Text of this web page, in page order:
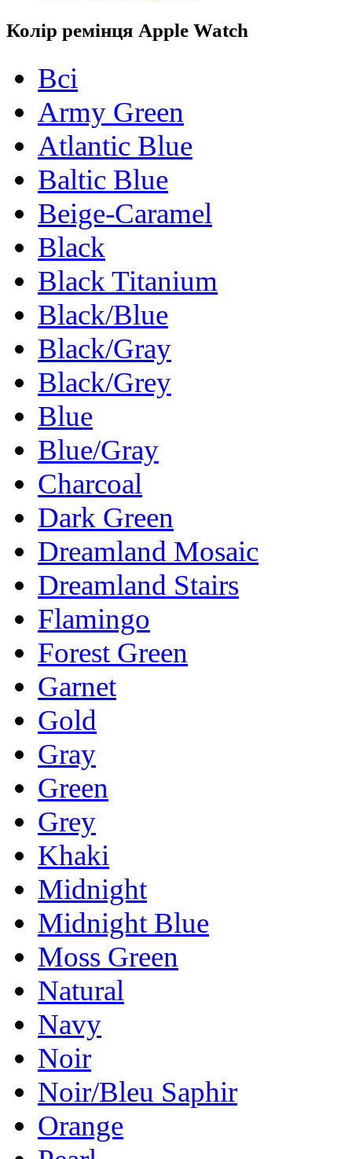
Колір ремінця Apple Watch
Всі
Army Green
Atlantic Blue
Baltic Blue
Beige-Caramel
Black
Black Titanium
Black/Blue
Black/Gray
Black/Grey
Blue
Blue/Gray
Charcoal
Dark Green
Dreamland Mosaic
Dreamland Stairs
Flamingo
Forest Green
Garnet
Gold
Gray
Green
Grey
Khaki
Midnight
Midnight Blue
Moss Green
Natural
Navy
Noir
Noir/Bleu Saphir
Orange